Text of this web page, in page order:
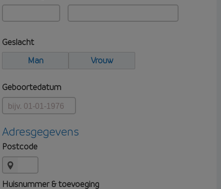
Geslacht
Man
Vrouw
Geboortedatum
Adresgegevens
Postcode
Huisnummer & toevoeging